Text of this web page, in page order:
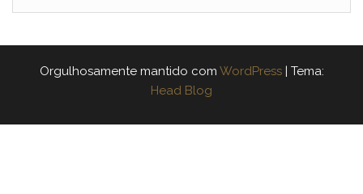
Orgulhosamente mantido com WordPress
Tema:
Head Blog